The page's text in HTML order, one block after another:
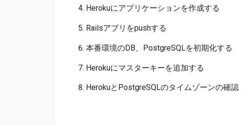
Herokuにアプリケーションを作成する
Railsアプリをpushする
本番環境のDB、PostgreSQLを初期化する
Herokuにマスターキーを追加する
HerokuとPostgreSQLのタイムゾーンの確認